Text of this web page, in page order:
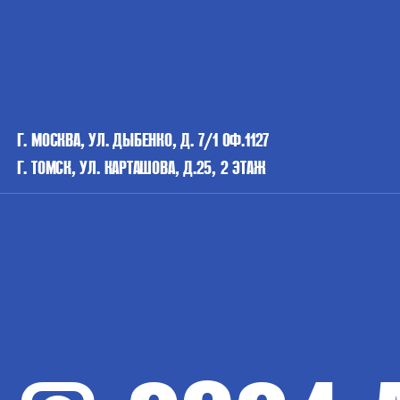
Г. МОСКВА, УЛ. ДЫБЕНКО, Д. 7/1 ОФ.1127
Г. ТОМСК, УЛ. КАРТАШОВА, Д.25, 2 ЭТАЖ